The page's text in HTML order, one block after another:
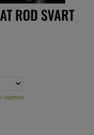
ROD SVART
✓ Lagervara